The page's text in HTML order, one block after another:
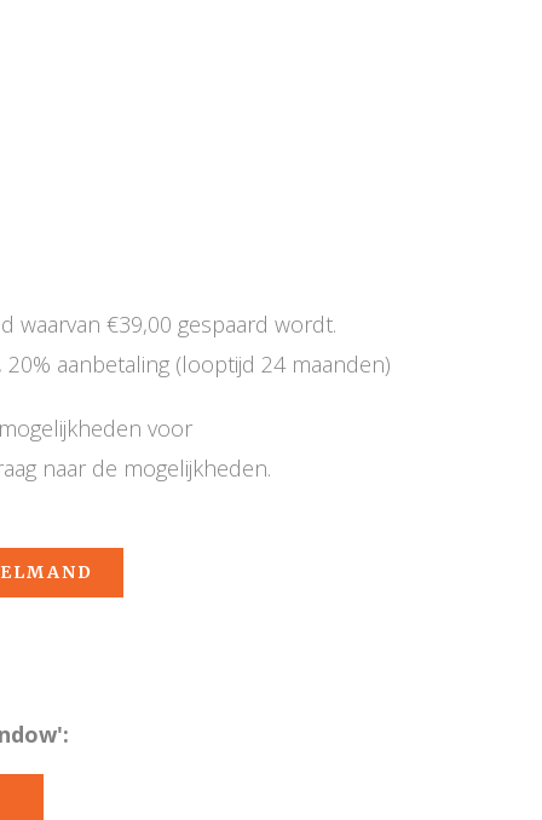
waarvan €39,00 gespaard wordt.
aanbetaling (looptijd 24 maanden)
voor
naar de mogelijkheden.